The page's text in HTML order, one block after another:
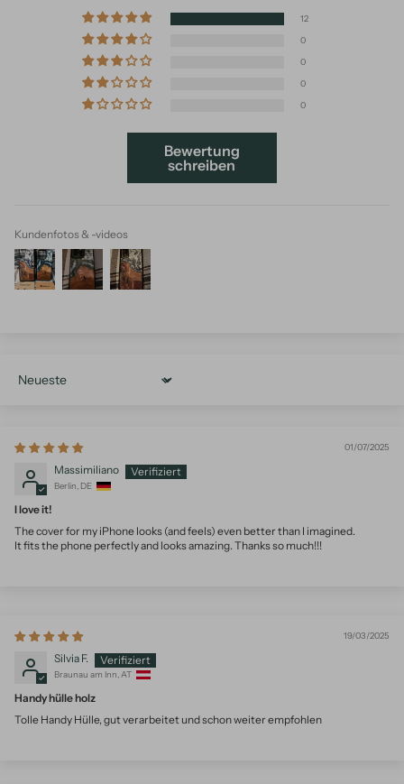
12
0
0
0
0
Bewertung
schreiben
Kundenfotos & -videos
Sort by
01/07/2025
Massimiliano
Berlin, DE
I love it!
The cover for my iPhone looks (and feels) even better than I imagined.
It fits the phone perfectly and looks amazing. Thanks so much!!!
19/03/2025
Silvia F.
Braunau am Inn, AT
Handy hülle holz
Tolle Handy Hülle, gut verarbeitet und schon weiter empfohlen